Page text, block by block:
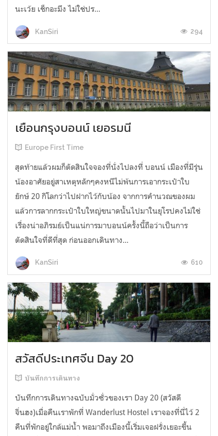
นะเว้ย เช็กอะมึง ไม่ใช่ปร...
KanSiri 294
เยือนกรุงบอนน์ เยอรมนี
Europe First Time
สุดท้ายแล้วผมก็ตัดสินใจจองที่นั่งไปลงที่ บอนน์ เมืองที่มีรุ่น
น้องอาศัยอยู่สาเหตุหลักๆคงหนีไม่พ้นการเอากระเป๋าใบ
ยักษ์ 20 กิโลกว่าไปฝากไว้กับน้อง จากการคำนวณของผม
แล้วการลากกระเป๋าใบใหญ่ขนาดนั้นไปมาในยุโรปคงไม่ใช่
เรื่องน่าอภิรมย์เป็นแน่การมาบอนน์ครั้งนี้ถือว่าเป็นการ
ตัดสินใจที่ดีที่สุด ก่อนออกเดินทาง...
KanSiri 610
สวัสดีประเทศจีน Day 20
บันทึกการเดินทาง
บันทึกการเดินทางฉบับมั่วซั่วของเรา Day 20 (สวัสดี
จิ่นฮง)เมื่อคืนเราพักที่ Wanderlust Hostel เราจองที่นี่ไว้ 2
คืนที่พักอยู่ใกล้แม่น้ำ พอมาถึงเมืองนี้เริ่มเจอฝรั่งเยอะขึ้น